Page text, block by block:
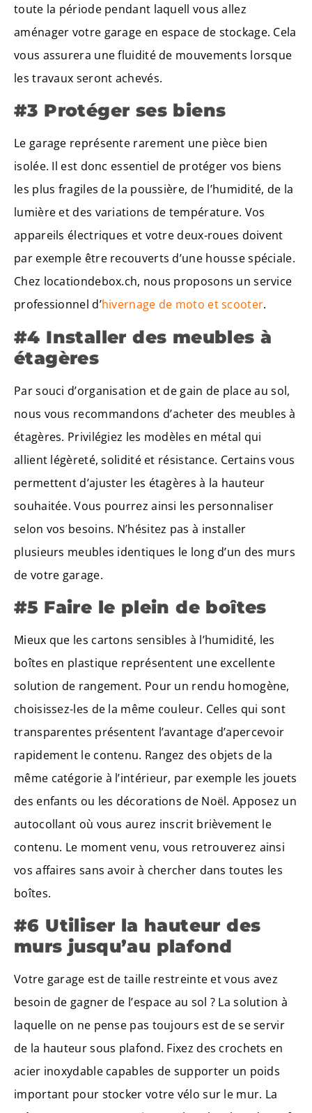
toute la période pendant laquell vous allez
aménager votre garage en espace de stockage. Cela
vous assurera une fluidité de mouvements lorsque
les travaux seront achevés.
#3 Protéger ses biens
Le garage représente rarement une pièce bien
isolée. Il est donc essentiel de protéger vos biens
les plus fragiles de la poussière, de l’humidité, de la
lumière et des variations de température. Vos
appareils électriques et votre deux-roues doivent
par exemple être recouverts d’une housse spéciale.
Chez locationdebox.ch, nous proposons un service
professionnel d’hivernage de moto et scooter.
#4 Installer des meubles à
étagères
Par souci d’organisation et de gain de place au sol,
nous vous recommandons d’acheter des meubles à
étagères. Privilégiez les modèles en métal qui
allient légèreté, solidité et résistance. Certains vous
permettent d’ajuster les étagères à la hauteur
souhaitée. Vous pourrez ainsi les personnaliser
selon vos besoins. N’hésitez pas à installer
plusieurs meubles identiques le long d’un des murs
de votre garage.
#5 Faire le plein de boîtes
Mieux que les cartons sensibles à l’humidité, les
boîtes en plastique représentent une excellente
solution de rangement. Pour un rendu homogène,
choisissez-les de la même couleur. Celles qui sont
transparentes présentent l’avantage d’apercevoir
rapidement le contenu. Rangez des objets de la
même catégorie à l’intérieur, par exemple les jouets
des enfants ou les décorations de Noël. Apposez un
autocollant où vous aurez inscrit brièvement le
contenu. Le moment venu, vous retrouverez ainsi
vos affaires sans avoir à chercher dans toutes les
boîtes.
#6 Utiliser la hauteur des
murs jusqu’au plafond
Votre garage est de taille restreinte et vous avez
besoin de gagner de l’espace au sol ? La solution à
laquelle on ne pense pas toujours est de se servir
de la hauteur sous plafond. Fixez des crochets en
acier inoxydable capables de supporter un poids
important pour stocker votre vélo sur le mur. La